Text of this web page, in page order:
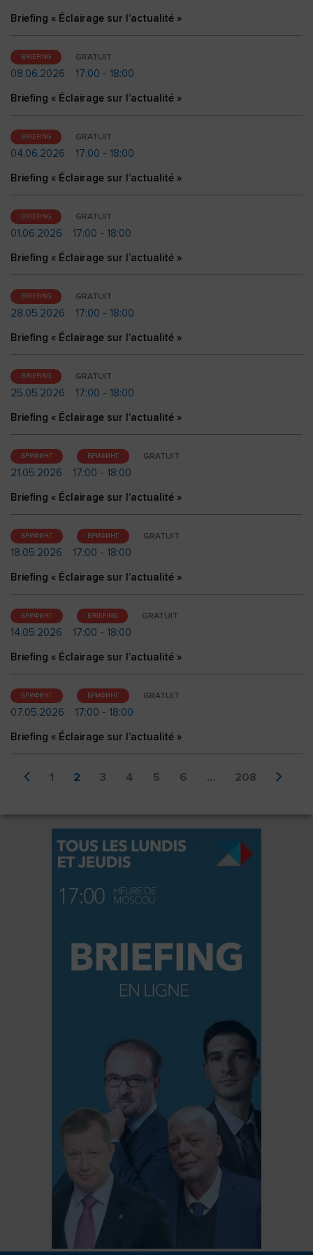
Briefing « Éclairage sur l’actualité »
BRIEFING GRATUIT
08.06.2026
17:00 - 18:00
Briefing « Éclairage sur l’actualité »
BRIEFING GRATUIT
04.06.2026
17:00 - 18:00
Briefing « Éclairage sur l’actualité »
BRIEFING GRATUIT
01.06.2026
17:00 - 18:00
Briefing « Éclairage sur l’actualité »
BRIEFING GRATUIT
28.05.2026
17:00 - 18:00
Briefing « Éclairage sur l’actualité »
BRIEFING GRATUIT
25.05.2026
17:00 - 18:00
Briefing « Éclairage sur l’actualité »
БРИФИНГ БРИФИНГ GRATUIT
21.05.2026
17:00 - 18:00
Briefing « Éclairage sur l’actualité »
БРИФИНГ БРИФИНГ GRATUIT
18.05.2026
17:00 - 18:00
Briefing « Éclairage sur l’actualité »
БРИФИНГ BRIEFING GRATUIT
14.05.2026
17:00 - 18:00
Briefing « Éclairage sur l’actualité »
БРИФИНГ БРИФИНГ GRATUIT
07.05.2026
17:00 - 18:00
Briefing « Éclairage sur l’actualité »
1 2 3 4 5 6 ... 208